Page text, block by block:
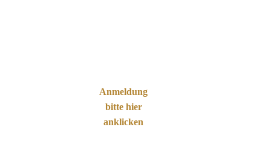
Anmeldung
bitte hier
anklicken